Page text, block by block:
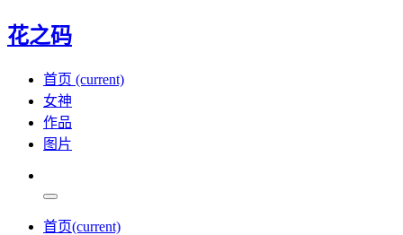
花之码
首页 (current)
女神
作品
图片
首页(current)